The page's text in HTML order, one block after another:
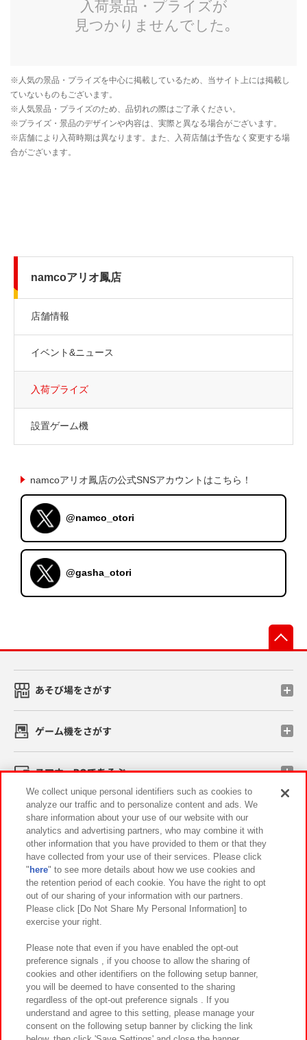
namcoアリオ鳳店
店舗情報
イベント&ニュース
入荷プライズ
設置ゲーム機
namcoアリオ鳳店の公式SNSアカウントはこちら！
@namco_otori
@gasha_otori
あそび場をさがす
ゲーム機をさがす
スマホ・PCであそぶ
イベント・キャンペーン
関連会社 サステナビリティ サイトポリシー
プライバシーポリシー ウェブアクセシビリティ方針と検証結果
お取引先さまとともに
カスタマーハラスメント対応方針 よくあるご質問・お問い合わせ
We collect unique personal identifiers such as cookies to
analyze our traffic and to personalize content and ads. We
share information about your use of our website with our
analytics and advertising partners, who may combine it with
other information that you have provided to them or that they
have collected from your use of their services. Please click
" here" to see more details about how we use cookies and
the retention period of each cookie. You have the right to opt
out of our sharing of your information with our partners.
Please click [Do Not Share My Personal Information] to
exercise your right.
Please note that even if you have enabled the opt-out
preference signals , if you choose to allow the sharing of
cookies and other identifiers on the following setup banner,
you will be deemed to have consented to the sharing
regardless of the opt-out preference signals . If you
understand and agree to this setting, please manage your
consent on the following setup banner by clicking the link